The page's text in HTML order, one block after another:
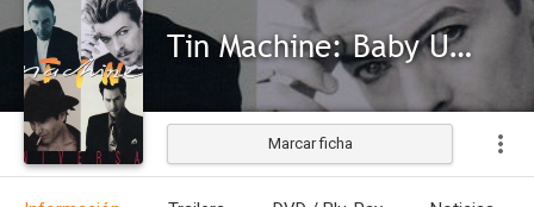
Tin Machine: Baby Universal
Marcar ficha